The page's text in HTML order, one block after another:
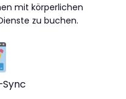
mit körperlichen
zu buchen.